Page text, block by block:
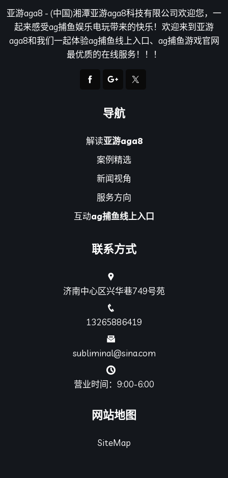
亚游aga8 - (中国)湘潭亚游aga8科技有限公司欢迎您，一
起来感受ag捕鱼娱乐电玩带来的快乐！欢迎来到亚游
aga8和我们一起体验ag捕鱼线上入口、ag捕鱼游戏官网
最优质的在线服务！！！
导航
解读亚游aga8
案例精选
新闻视角
服务方向
互动ag捕鱼线上入口
联系方式
济南中心区兴华巷749号苑
13265886419
subliminal@sina.com
营业时间：9:00-6:00
网站地图
SiteMap